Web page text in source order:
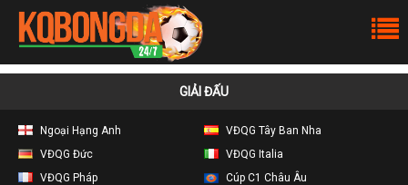
GIẢI ĐẤU
Ngoại Hạng Anh
VĐQG Tây Ban Nha
VĐQG Đức
VĐQG Italia
VĐQG Pháp
Cúp C1 Châu Âu